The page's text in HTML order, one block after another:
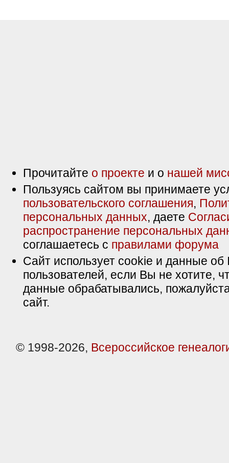
Прочитайте о проекте и о нашей
Пользуясь сайтом вы принимаете
пользовательского соглашения,
персональных данных, даете
распространение персональных
соглашаетесь с правилами форума
Сайт использует cookie и данные об
пользователей, если Вы не хотите,
данные обрабатывались,
сайт.
© 1998-2026, Всероссийское